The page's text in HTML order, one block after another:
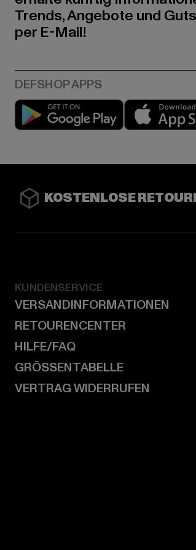
Trends, Angebote und
per E-Mail!
Play market
KOSTENLOSE
KUNDENSERVICE
VERSANDINFORMATIONEN
RETOURENCENTER
HILFE/FAQ
GRÖSSENTABELLE
VERTRAG WIDERRUFEN